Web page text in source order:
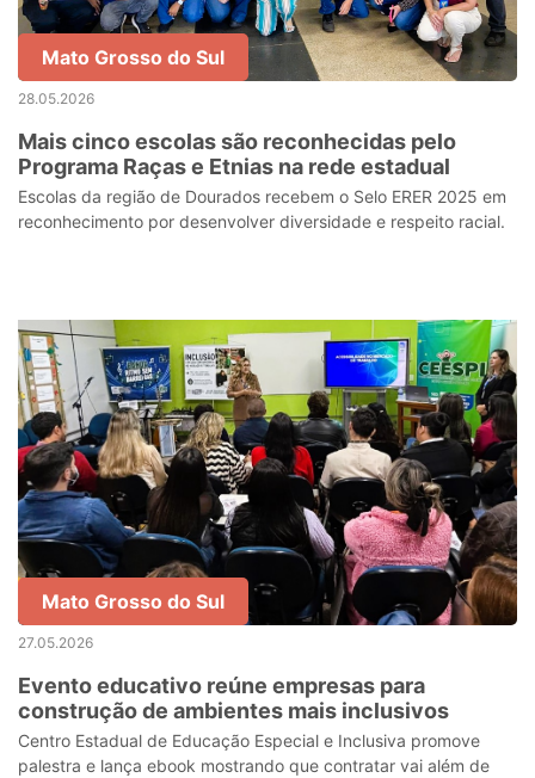
Mato Grosso do Sul
28.05.2026
Mais cinco escolas são reconhecidas pelo
Programa Raças e Etnias na rede estadual
Escolas da região de Dourados recebem o Selo ERER 2025 em
reconhecimento por desenvolver diversidade e respeito racial.
Mato Grosso do Sul
27.05.2026
Evento educativo reúne empresas para
construção de ambientes mais inclusivos
Centro Estadual de Educação Especial e Inclusiva promove
palestra e lança ebook mostrando que contratar vai além de